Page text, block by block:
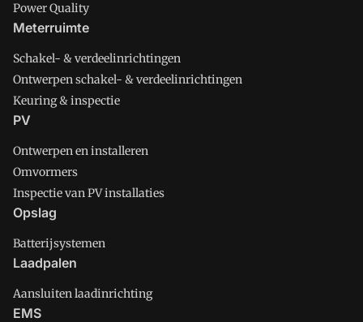
Power Quality
Meterruimte
Schakel- & verdeelinrichtingen
Ontwerpen schakel- & verdeelinrichtingen
Keuring & inspectie
PV
Ontwerpen en installeren
Omvormers
Inspectie van PV installaties
Opslag
Batterijsystemen
Laadpalen
Aansluiten laadinrichting
EMS